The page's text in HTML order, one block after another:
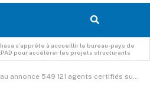
s’apprête à accueillir le bureau-pays de
pour accélérer les projets structurants
certifiés sur plus de 1,4 million déclarés après l’identification biométrique